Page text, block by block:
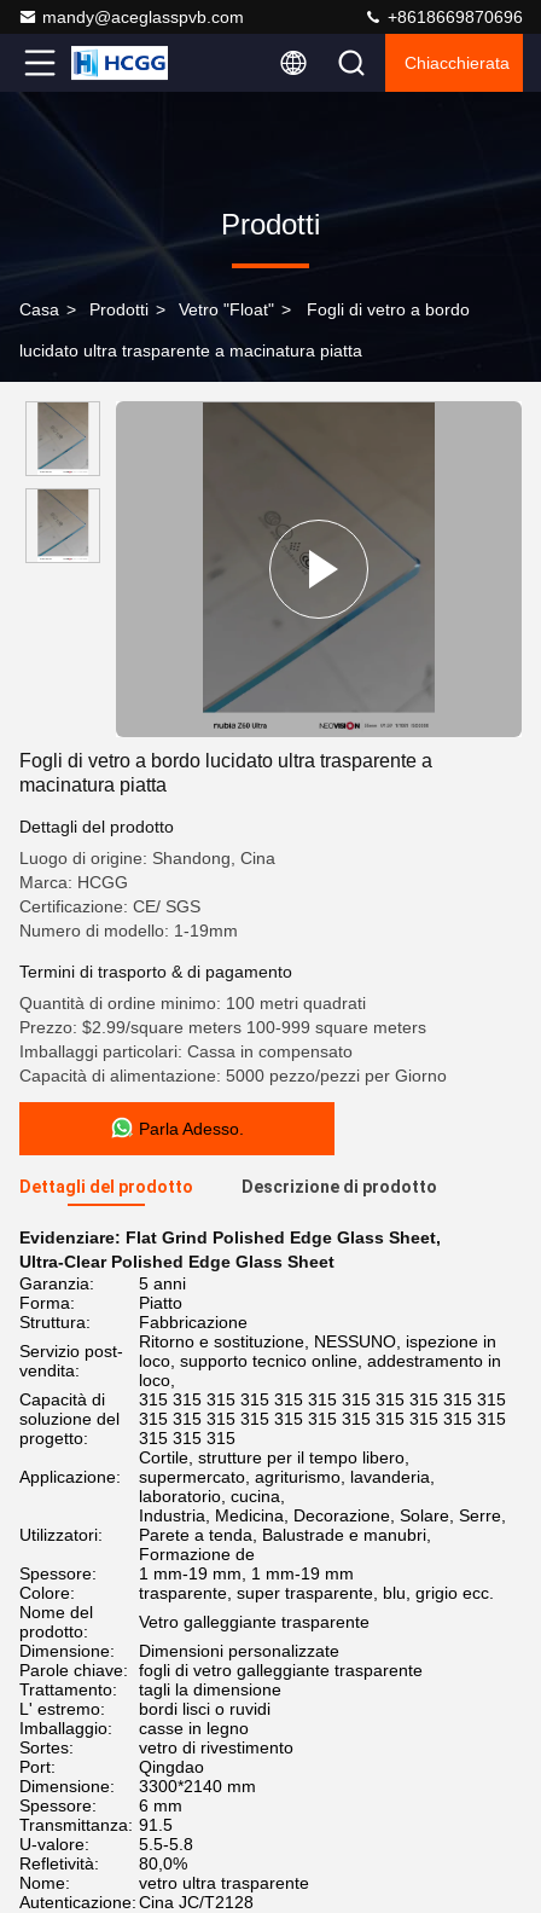
mandy@aceglasspvb.com +8618669870696
Chiacchierata
Prodotti
Casa > Prodotti > Vetro "float" > Fogli di vetro a bordo
lucidato ultra trasparente a macinatura piatta
Fogli di vetro a bordo lucidato ultra trasparente a
macinatura piatta
Dettagli del prodotto
Luogo di origine: Shandong, Cina
Marca: HCGG
Certificazione: CE/ SGS
Numero di modello: 1-19mm
Termini di trasporto & di pagamento
Quantità di ordine minimo: 100 metri quadrati
Prezzo: $2.99/square meters 100-999 square meters
Imballaggi particolari: Cassa in compensato
Capacità di alimentazione: 5000 pezzo/pezzi per Giorno
Parla Adesso.
Dettagli del prodotto Descrizione di prodotto
Evidenziare: Flat Grind Polished Edge Glass Sheet,
Ultra-Clear Polished Edge Glass Sheet
Garanzia:
5 anni
Forma:
Piatto
Struttura:
Fabbricazione
Servizio post-
vendita:
Ritorno e sostituzione, NESSUNO, ispezione in
loco, supporto tecnico online, addestramento in
loco,
Capacità di
soluzione del
progetto:
315 315 315 315 315 315 315 315 315 315 315
315 315 315 315 315 315 315 315 315 315 315
315 315 315
Applicazione:
Cortile, strutture per il tempo libero,
supermercato, agriturismo, lavanderia,
laboratorio, cucina,
Utilizzatori:
Industria, Medicina, Decorazione, Solare, Serre,
Parete a tenda, Balustrade e manubri,
Formazione de
Spessore:
1 mm-19 mm, 1 mm-19 mm
Colore:
trasparente, super trasparente, blu, grigio ecc.
Nome del
prodotto:
Vetro galleggiante trasparente
Dimensione:
Dimensioni personalizzate
Parole chiave:
fogli di vetro galleggiante trasparente
Trattamento:
tagli la dimensione
L' estremo:
bordi lisci o ruvidi
Imballaggio:
casse in legno
Sortes:
vetro di rivestimento
Port:
Qingdao
Dimensione:
3300*2140 mm
Spessore:
6 mm
Transmittanza: 91.5
U-valore:
5.5-5.8
Refletività:
80,0%
Nome:
vetro ultra trasparente
Autenticazione:Cina JC/T2128